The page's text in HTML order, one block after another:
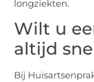
longziekten.
Wilt u
altijd
Bij